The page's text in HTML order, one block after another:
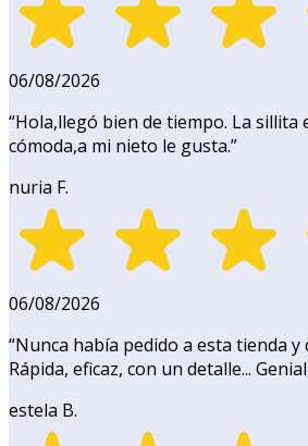
06/08/2026
“Hola,llegó bien de tiempo. La sillita
cómoda,a mi nieto le gusta.”
nuria F.
06/08/2026
“Nunca había pedido a esta tienda
Rápida, eficaz, con un detalle...
estela B.